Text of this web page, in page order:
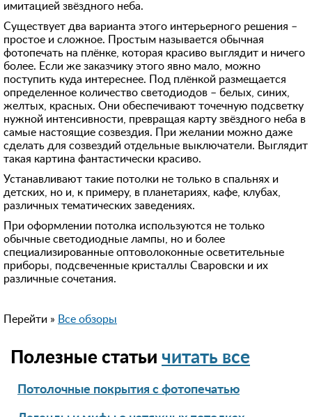
имитацией звёздного неба.
Существует два варианта этого интерьерного решения –
простое и сложное. Простым называется обычная
фотопечать на плёнке, которая красиво выглядит и ничего
более. Если же заказчику этого явно мало, можно
поступить куда интереснее. Под плёнкой размещается
определенное количество светодиодов – белых, синих,
желтых, красных. Они обеспечивают точечную подсветку
нужной интенсивности, превращая карту звёздного неба в
самые настоящие созвездия. При желании можно даже
сделать для созвездий отдельные выключатели. Выглядит
такая картина фантастически красиво.
Устанавливают такие потолки не только в спальнях и
детских, но и, к примеру, в планетариях, кафе, клубах,
различных тематических заведениях.
При оформлении потолка используются не только
обычные светодиодные лампы, но и более
специализированные оптоволоконные осветительные
приборы, подсвеченные кристаллы Сваровски и их
различные сочетания.
Перейти » Все обзоры
Полезные статьи читать все
Потолочные покрытия с фотопечатью